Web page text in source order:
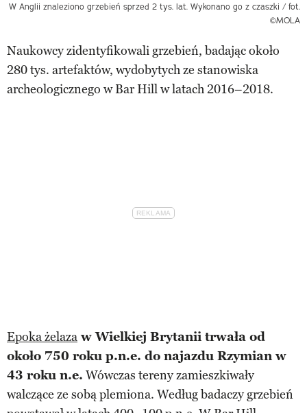
W Anglii znaleziono grzebień sprzed 2 tys. lat. Wykonano go z czaszki / fot.
©MOLA
Naukowcy zidentyfikowali grzebień, badając około
280 tys. artefaktów, wydobytych ze stanowiska
archeologicznego w Bar Hill w latach 2016–2018.
Epoka żelaza w Wielkiej Brytanii trwała od
około 750 roku p.n.e. do najazdu Rzymian w
43 roku n.e. Wówczas tereny zamieszkiwały
walczące ze sobą plemiona. Według badaczy grzebień